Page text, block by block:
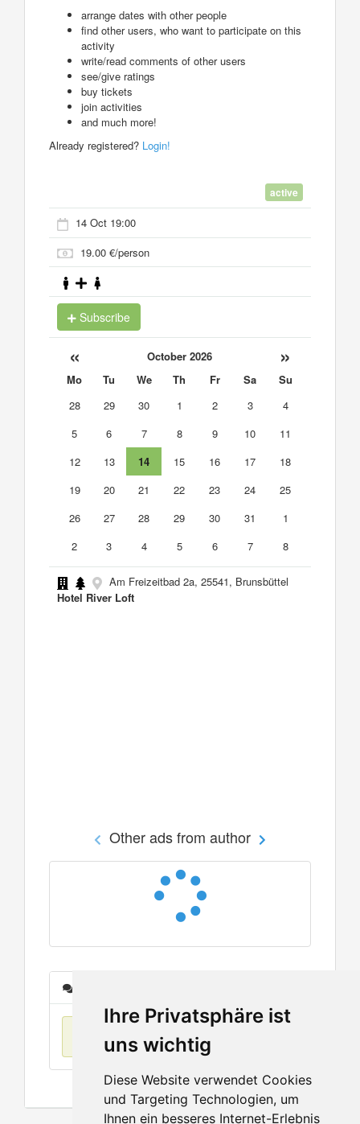
Ihre Privatsphäre ist
uns wichtig
Diese Website verwendet Cookies
und Targeting Technologien, um
Ihnen ein besseres Internet-Erlebnis
arrange dates with other people
find other users, who want to participate on this
activity
write/read comments of other users
see/give ratings
buy tickets
join activities
and much more!
Already registered? Login!
active
14 Oct 19:00
19.00 €/person
Subscribe
« October 2026 »
Mo Tu We Th Fr Sa
Su
28
29 30 1 2 3
4
5
6 7 8 9 10
11
12
13 14 15 16 17
18
19
20 21 22 23 24
25
26
27 28 29 30 31
1
2
3 4 5 6 7 8
Am Freizeitbad 2a, 25541, Brunsbüttel
Hotel River Loft
Other ads from author
No items found